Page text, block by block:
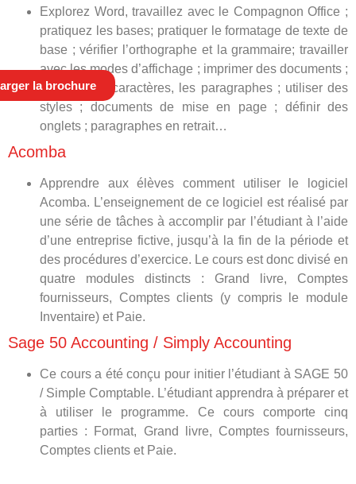
Explorez Word, travaillez avec le Compagnon Office ;
pratiquez les bases; pratiquer le formatage de texte de
base ; vérifier l’orthographe et la grammaire; travailler
avec les modes d’affichage ; imprimer des documents ;
formater les caractères, les paragraphes ; utiliser des
styles ; documents de mise en page ; définir des
onglets ; paragraphes en retrait…
Acomba
Apprendre aux élèves comment utiliser le logiciel
Acomba. L’enseignement de ce logiciel est réalisé par
une série de tâches à accomplir par l’étudiant à l’aide
d’une entreprise fictive, jusqu’à la fin de la période et
des procédures d’exercice. Le cours est donc divisé en
quatre modules distincts : Grand livre, Comptes
fournisseurs, Comptes clients (y compris le module
Inventaire) et Paie.
Sage 50 Accounting / Simply Accounting
Ce cours a été conçu pour initier l’étudiant à SAGE 50
/ Simple Comptable. L’étudiant apprendra à préparer et
à utiliser le programme. Ce cours comporte cinq
parties : Format, Grand livre, Comptes fournisseurs,
Comptes clients et Paie.
la brochure